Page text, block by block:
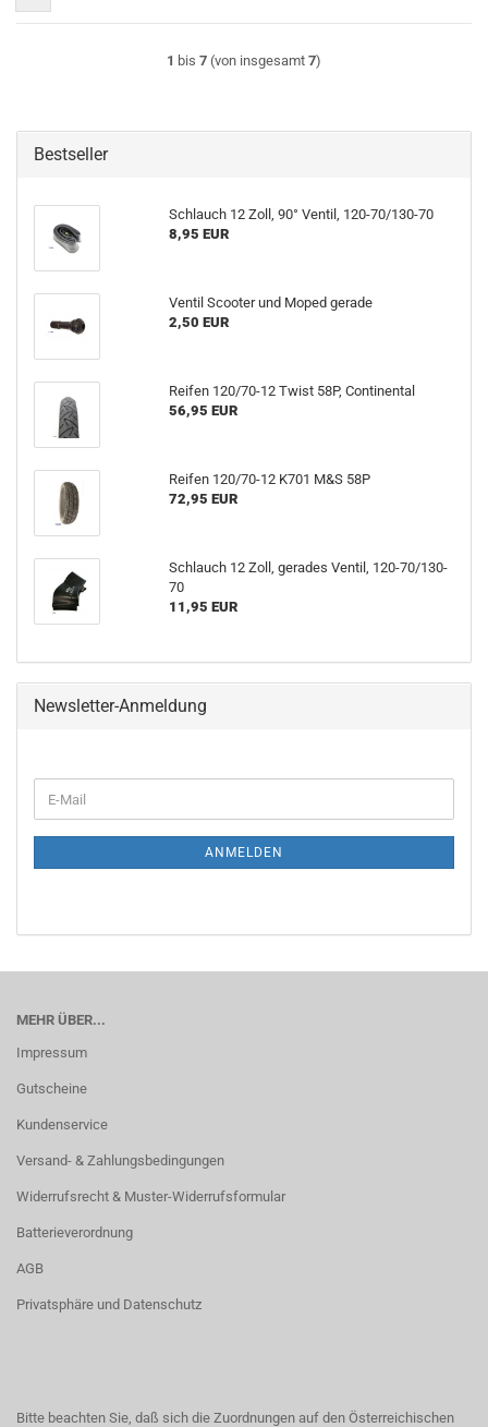
1 bis 7 (von insgesamt 7)
Bestseller
Schlauch 12 Zoll, 90° Ventil, 120-70/130-70
8,95 EUR
Ventil Scooter und Moped gerade
2,50 EUR
Reifen 120/70-12 Twist 58P, Continental
56,95 EUR
Reifen 120/70-12 K701 M&S 58P
72,95 EUR
Schlauch 12 Zoll, gerades Ventil, 120-70/130-
70
11,95 EUR
Newsletter-Anmeldung
E-
Mail
ANMELDEN
MEHR ÜBER...
Impressum
Gutscheine
Kundenservice
Versand- & Zahlungsbedingungen
Widerrufsrecht & Muster-Widerrufsformular
Batterieverordnung
AGB
Privatsphäre und Datenschutz
Bitte beachten Sie, daß sich die Zuordnungen auf den Österreichischen